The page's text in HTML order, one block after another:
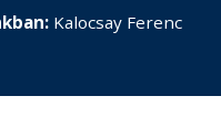
Kalocsay Ferenc